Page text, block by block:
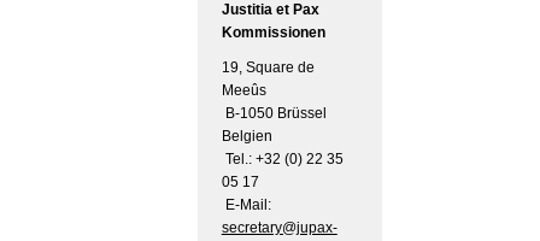
Justitia et Pax
Kommissionen
19, Square de
Meeûs
B-1050 Brüssel
Belgien
Tel.: +32 (0) 22 35
05 17
E-Mail:
secretary@jupax-